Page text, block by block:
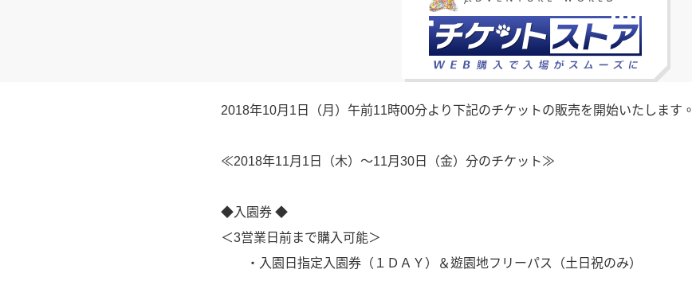
2018年10月1日（月）午前11時00分より下記のチケットの販売を開始いたします。
≪2018年11月1日（木）〜11月30日（金）分のチケット≫
◆入園券 ◆
＜3営業日前まで購入可能＞
・入園日指定入園券（１ＤＡＹ）＆遊園地フリーパス（土日祝のみ）